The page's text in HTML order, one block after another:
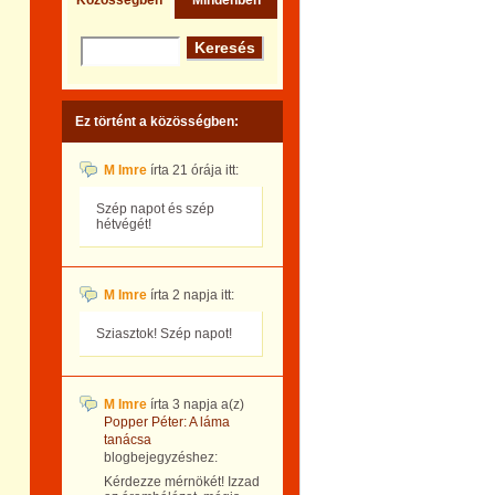
Ez történt a közösségben:
M Imre írta 21 órája itt:
Szép napot és szép
hétvégét!
M Imre írta 2 napja itt:
Sziasztok! Szép napot!
M Imre írta 3 napja a(z)
Popper Péter: A láma
tanácsa
blogbejegyzéshez:
Kérdezze mérnökét! Izzad